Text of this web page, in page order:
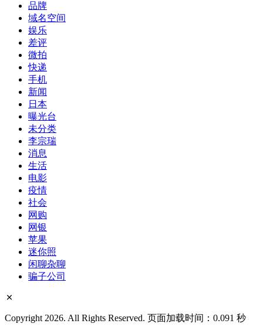
品牌
域名空间
娱乐
差评
微拍
快递
手机
新闻
日本
曝光台
未分类
李宗瑞
消息
生活
电影
疫情
社会
网购
网银
苹果
迷你照
闲聊杂聊
骗子公司
Copyright 2026. All Rights Reserved. 页面加载时间：0.091 秒